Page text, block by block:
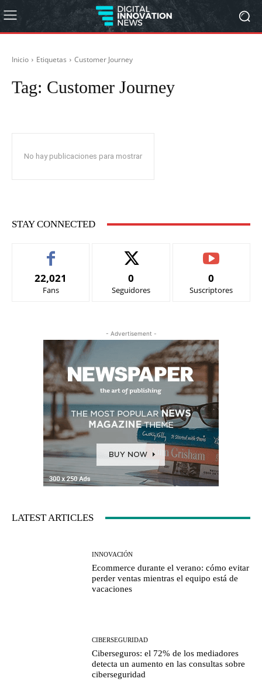
Inicio Etiquetas Customer Journey
Tag: Customer Journey
No hay publicaciones para mostrar
STAY CONNECTED
22,021
Fans
0
Seguidores
0
Suscriptores
- Advertisement -
LATEST ARTICLES
INNOVACIÓN
Ecommerce durante el verano: cómo evitar
perder ventas mientras el equipo está de
vacaciones
CIBERSEGURIDAD
Ciberseguros: el 72% de los mediadores
detecta un aumento en las consultas sobre
ciberseguridad